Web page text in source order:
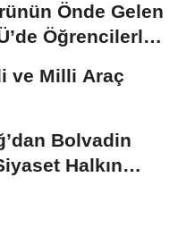
Önde Gelen
Öğrencilerle
ve Milli Araç
Bolvadin
Halkın